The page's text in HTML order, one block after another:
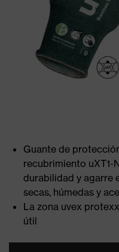
Guante de
recubrimiento uXT1-
durabilidad y agarre
secas, húmedas y
La zona uvex
útil